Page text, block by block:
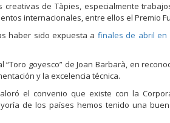
de Tàpies, especialmente
internacionales, entre ellos el Premio
haber sido expuesta a finales de abril en
goyesco” de Joan Barbarà, en
y la excelencia técnica.
el convenio que existe con la
de los países hemos tenido una